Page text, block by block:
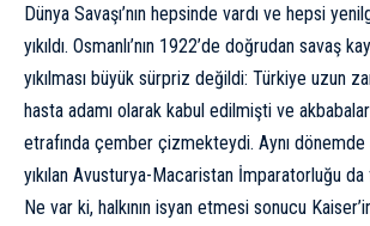
Dünya Savaşı’nın hepsinde vardı ve hepsi
yıkıldı. Osmanlı’nın 1922’de doğrudan savaş
yıkılması büyük sürpriz değildi: Türkiye uzun
hasta adamı olarak kabul edilmişti ve akbabalar
etrafında çember çizmekteydi. Aynı dönemde
yıkılan Avusturya-Macaristan İmparatorluğu da
Ne var ki, halkının isyan etmesi sonucu